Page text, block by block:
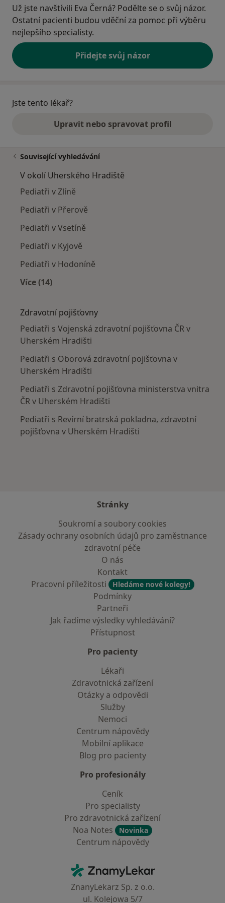
Už jste navštívili Eva Černá? Podělte se o svůj názor.
Ostatní pacienti budou vděční za pomoc při výběru
nejlepšího specialisty.
Přidejte svůj názor
Jste tento lékař?
Upravit nebo spravovat profil
Související vyhledávání
V okolí Uherského Hradiště
Pediatři v Zlíně
Pediatři v Přerově
Pediatři v Vsetíně
Pediatři v Kyjově
Pediatři v Hodoníně
Více (14)
Zdravotní pojišťovny
Pediatři s Vojenská zdravotní pojišťovna ČR v
Uherském Hradišti
Pediatři s Oborová zdravotní pojišťovna v
Uherském Hradišti
Pediatři s Zdravotní pojišťovna ministerstva vnitra
ČR v Uherském Hradišti
Pediatři s Revírní bratrská pokladna, zdravotní
pojišťovna v Uherském Hradišti
Stránky
Soukromí a soubory cookies
Zásady ochrany osobních údajů pro zaměstnance
zdravotní péče
O nás
Kontakt
Pracovní příležitosti
Hledáme nové kolegy!
Podmínky
Partneři
Jak řadíme výsledky vyhledávání?
Přístupnost
Pro pacienty
Lékaři
Zdravotnická zařízení
Otázky a odpovědi
Služby
Nemoci
Centrum nápovědy
Mobilní aplikace
Blog pro pacienty
Pro profesionály
Ceník
Pro specialisty
Pro zdravotnická zařízení
Noa Notes
Novinka
Centrum nápovědy
ZnamyLekar - Hlavní stránka
ZnanyLekarz Sp. z o.o.
ul. Kolejowa 5/7